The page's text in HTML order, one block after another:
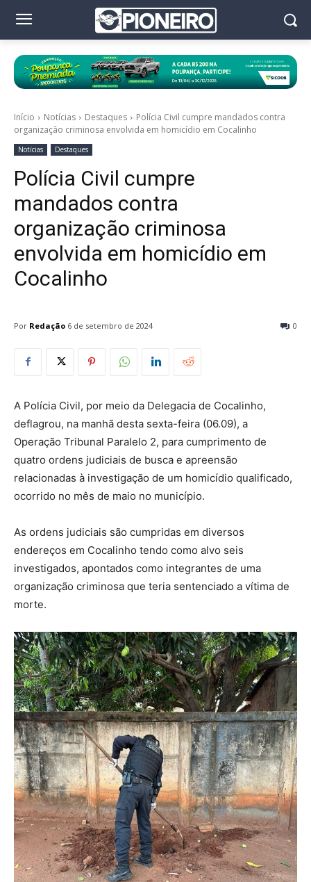
Início Notícias Destaques
Polícia Civil cumpre mandados contra
organização criminosa envolvida em homicídio em Cocalinho
Notícias Destaques
Polícia Civil cumpre
mandados contra
organização criminosa
envolvida em homicídio em
Cocalinho
Por Redação 0
6 de setembro de 2024
A Polícia Civil, por meio da Delegacia de Cocalinho,
deflagrou, na manhã desta sexta-feira (06.09), a
Operação Tribunal Paralelo 2, para cumprimento de
quatro ordens judiciais de busca e apreensão
relacionadas à investigação de um homicídio qualificado,
ocorrido no mês de maio no município.
As ordens judiciais são cumpridas em diversos
endereços em Cocalinho tendo como alvo seis
investigados, apontados como integrantes de uma
organização criminosa que teria sentenciado a vítima de
morte.